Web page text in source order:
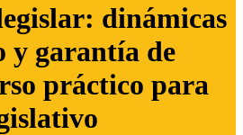
dinámicas
y garantía de
práctico para